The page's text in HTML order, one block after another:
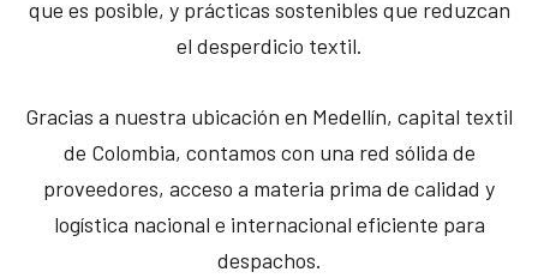
que es posible, y prácticas sostenibles que reduzcan
el desperdicio textil.
Gracias a nuestra ubicación en Medellín, capital textil
de Colombia, contamos con una red sólida de
proveedores, acceso a materia prima de calidad y
logística nacional e internacional eficiente para
despachos.